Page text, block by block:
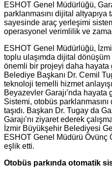
ESHOT Genel Müdürlüğü,
parklanmasını dijital altyapıya
sayesinde araç yerleşimi
operasyonel verimlilik ve
ESHOT Genel Müdürlüğü,
toplu ulaşımda dijital
önemli bir projeyi daha
Belediye Başkanı Dr. Cemil
teknoloji temelli hizmet
Beyazevler Garajı’nda
Sistemi, otobüs
taşıdı. Başkan Dr. Tugay da
Garajı’nı ziyaret ederek
İzmir Büyükşehir Belediyesi
ESHOT Genel Müdürü Övünç
eşlik etti.
Otobüs parkında otomatik